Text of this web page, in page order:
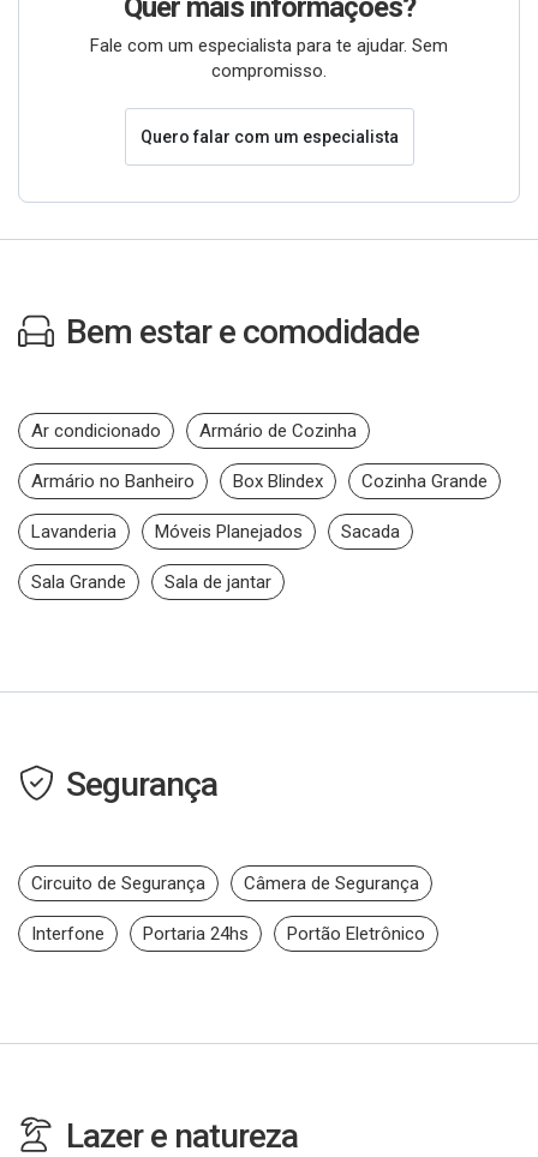
Quer mais informações?
Fale com um especialista para te ajudar. Sem
compromisso.
Quero falar com um especialista
Bem estar e comodidade
Ar condicionado Armário de Cozinha
Armário no Banheiro Box Blindex Cozinha Grande
Lavanderia Móveis Planejados Sacada
Sala Grande Sala de jantar
Segurança
Circuito de Segurança Câmera de Segurança
Interfone Portaria 24hs Portão Eletrônico
Lazer e natureza